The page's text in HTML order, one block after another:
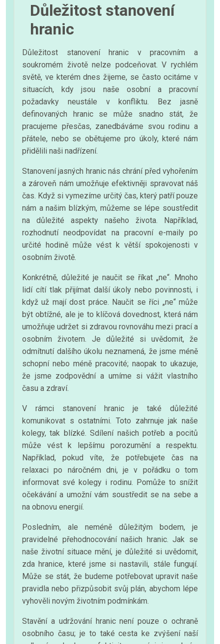
Důležitost stanovení
hranic
Důležitost stanovení hranic v pracovním a
soukromém životě nelze podceňovat. V rychlém
světě, ve kterém dnes žijeme, se často ocitáme v
situacích, kdy jsou naše osobní a pracovní
požadavky neustále v konfliktu. Bez jasně
definovaných hranic se může snadno stát, že
pracujeme přesčas, zanedbáváme svou rodinu a
přátele, nebo se obětujeme pro úkoly, které nám
přidělili naši nadřízení.
Stanovení jasných hranic nás chrání před vyhořením
a zároveň nám umožňuje efektivněji spravovat náš
čas. Když si vymezíme určitý čas, který patří pouze
nám a našim blízkým, můžeme se lépe soustředit
na důležité aspekty našeho života. Například,
rozhodnutí neodpovídat na pracovní e-maily po
určité hodině může vést k větší spokojenosti v
osobním životě.
Konkrétně, důležité je naučit se říkat „ne“. Mnoho
lidí cítí tlak přijímat další úkoly nebo povinnosti, i
když už mají dost práce. Naučit se říci „ne“ může
být obtížné, ale je to klíčová dovednost, která nám
umožňuje udržet si zdravou rovnováhu mezi prací a
osobním životem. Je důležité si uvědomit, že
odmítnutí dalšího úkolu neznamená, že jsme méně
schopní nebo méně pracovité; naopak to ukazuje,
že jsme zodpovědní a umíme si vážit vlastního
času a zdraví.
V rámci stanovení hranic je také důležité
komunikovat s ostatními. Toto zahrnuje jak naše
kolegy, tak blízké. Sdílení našich potřeb a pocitů
může vést k lepšímu porozumění a respektu.
Například, pokud víte, že potřebujete čas na
relaxaci po náročném dni, je v pořádku o tom
informovat své kolegy i rodinu. Pomůže to snížit
očekávání a umožní vám soustředit se na sebe a
na obnovu energií.
Posledním, ale neméně důležitým bodem, je
pravidelné přehodnocování našich hranic. Jak se
naše životní situace mění, je důležité si uvědomit,
zda hranice, které jsme si nastavili, stále fungují.
Může se stát, že budeme potřebovat upravit naše
pravidla nebo přizpůsobit svůj plán, abychom lépe
vyhověli novým životním podmínkám.
Stavění a udržování hranic není pouze o ochraně
osobního času; je to také cesta ke zvýšení naší